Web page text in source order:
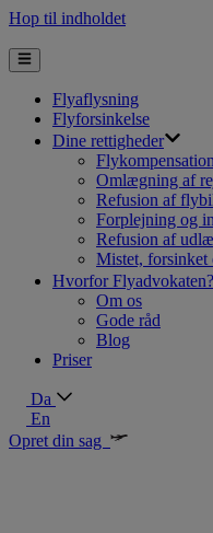
Hop til indholdet
Flyaflysning
Flyforsinkelse
Dine rettigheder
Flykompensation
Omlægning af
Refusion af
Forplejning og
Refusion af
Mistet, forsinket
Hvorfor Flyadvokaten?
Om os
Gode råd
Blog
Priser
Da
En
Opret din sag